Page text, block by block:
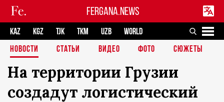
FERGANA.NEWS
KAZ KGZ TJK TKM UZB
WORLD
НОВОСТИ
СТАТЬИ ВИДЕО ФОТО СЮЖЕТЫ
На территории Грузии
создадут логистический